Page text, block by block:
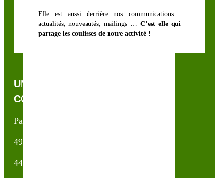
Elle est aussi derrière nos communications :
actualités, nouveautés, mailings … C’est elle qui
partage les coulisses de notre activité !
UNE QUESTION, UN CONSEIL ?
CONTACTEZ-NOUS !
Partner & Co SAS
49 avenue du Général de Gaulle
44500 La Baule Escoublac